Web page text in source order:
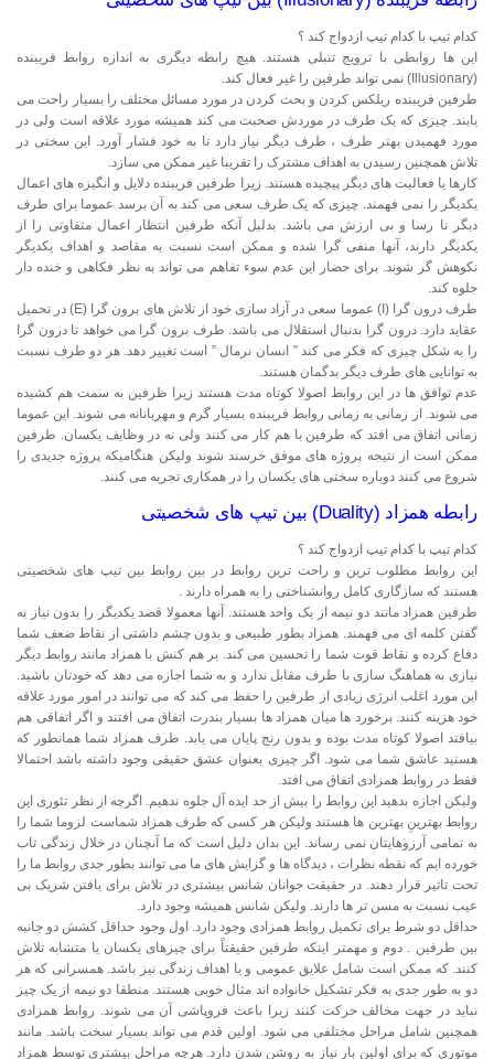
کدام تیپ با کدام تیپ ازدواج کند ؟
این ها روابطی با ترویج تنبلی هستند. هیچ رابطه دیگری به اندازه روابط فریبنده
(Illusionary) نمی تواند طرفین را غیر فعال کند.
طرفین فریبنده ریلکس کردن و بحث کردن در مورد مسائل مختلف را بسیار راحت می
یابند. چیزی که یک طرف در موردش صحبت می کند همیشه مورد علاقه است ولی در
مورد فهمیدن بهتر طرف ، طرف دیگر نیاز دارد تا به خود فشار آورد. این سختی در
تلاش همچنین رسیدن به اهداف مشترک را تقریبا غیر ممکن می سازد.
کارها یا فعالیت های دیگر پیچیده هستند. زیرا طرفین فریبنده دلایل و انگیزه های اعمال
یکدیگر را نمی فهمند. چیزی که یک طرف سعی می کند به آن برسد عموما برای طرف
دیگر نا رسا و بی ارزش می باشد. بدلیل آنکه طرفین انتظار اعمال متفاوتی را از
یکدیگر دارند، آنها منفی گرا شده و ممکن است نسبت به مقاصد و اهداف یکدیگر
نکوهش گر شوند. برای حضار این عدم سوء تفاهم می تواند به نظر فکاهی و خنده دار
جلوه کند.
طرف درون گرا (I) عموما سعی در آزاد سازی خود از تلاش های برون گرا (E) در تحمیل
عقاید دارد. درون گرا بدنبال استقلال می باشد. طرف برون گرا می خواهد تا درون گرا
را به شکل چیزی که فکر می کند ” انسان نرمال ” است تغییر دهد. هر دو طرف نسبت
به توانایی های طرف دیگر بدگمان هستند.
عدم توافق ها در این روابط اصولا کوتاه مدت هستند زیرا طرفین به سمت هم کشیده
می شوند. از زمانی به زمانی روابط فریبنده بسیار گرم و مهربانانه می شوند. این عموما
زمانی اتفاق می افتد که طرفین با هم کار می کنند ولی نه در وظایف یکسان. طرفین
ممکن است از نتیجه پروژه های موفق خرسند شوند ولیکن هنگامیکه پروژه جدیدی را
شروع می کنند دوباره سختی های یکسان را در همکاری تجربه می کنند.
رابطه همزاد (Duality) بین تیپ های شخصیتی
کدام تیپ با کدام تیپ ازدواج کند ؟
این روابط مطلوب ترین و راحت ترین روابط در بین روابط بین تیپ های شخصیتی
هستند که سازگاری کامل روانشناختی را به همراه دارند .
طرفین همزاد مانند دو نیمه از یک واحد هستند. آنها معمولا قصد یکدیگر را بدون نیاز به
گفتن کلمه ای می فهمند. همزاد بطور طبیعی و بدون چشم داشتی از نقاط ضعف شما
دفاع کرده و نقاط قوت شما را تحسین می کند. بر هم کنش با همزاد مانند روابط دیگر
نیازی به هماهنگ سازی با طرف مقابل ندارد و به شما اجازه می دهد که خودتان باشید.
این مورد اغلب انرژی زیادی از طرفین را حفظ می کند که می توانند در امور مورد علاقه
خود هزینه کنند. برخورد ها میان همزاد ها بسیار بندرت اتفاق می افتند و اگر اتفاقی هم
بیافتد اصولا کوتاه مدت بوده و بدون رنج پایان می یابد. طرف همزاد شما همانطور که
هستید عاشق شما می شود. اگر چیزی بعنوان عشق حقیقی وجود داشته باشد احتمالا
فقط در روابط همزادی اتفاق می افتد.
ولیکن اجازه بدهید این روابط را بیش از حد ایده آل جلوه ندهیم. اگرچه از نظر تئوری این
روابط بهترینِ بهترین ها هستند ولیکن هر کسی که طرف همزاد شماست لزوما شما را
به تمامی آرزوهایتان نمی رساند. این بدان دلیل است که ما آنچنان در خلال زندگی تاب
خورده ایم که نقطه نظرات ، دیدگاه ها و گرایش های ما می توانند بطور جدی روابط ما را
تحت تاثیر قرار دهند. در حقیقت جوانان شانس بیشتری در تلاش برای یافتن شریک بی
عیب نسبت به مسن تر ها دارند. ولیکن شانس همیشه وجود دارد.
حداقل دو شرط برای تکمیل روابط همزادی وجود دارد. اول وجود حداقل کشش دو جانبه
بین طرفین . دوم و مهمتر اینکه طرفین حقیقتاً برای چیزهای یکسان یا متشابه تلاش
کنند. که ممکن است شامل علایق عمومی و یا اهداف زندگی نیز باشد. همسرانی که هر
دو به طور جدی به فکر تشکیل خانواده اند مثال خوبی هستند. منطقا دو نیمه از یک چیز
نباید در جهت مخالف حرکت کنند زیرا باعث فروپاشی آن می شوند. روابط همزادی
همچنین شامل مراحل مختلفی می شود. اولین قدم می تواند بسیار سخت باشد. مانند
موتوری که برای اولین بار نیاز به روشن شدن دارد. هرچه مراحل بیشتری توسط همزاد